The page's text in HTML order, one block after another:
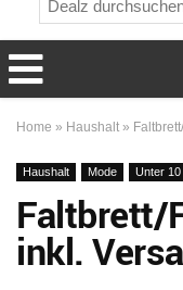
Home » Haushalt »
Haushalt Mode Unter 10
Faltbrett/
inkl.